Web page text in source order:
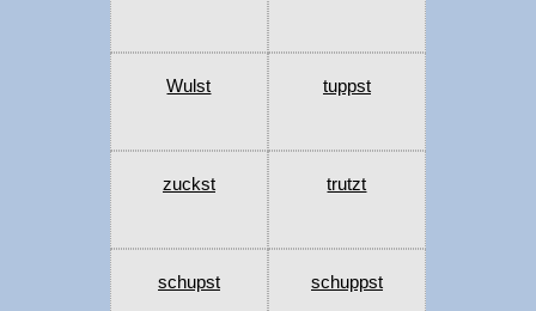
Wulst tuppst
zuckst trutzt
schupst schuppst